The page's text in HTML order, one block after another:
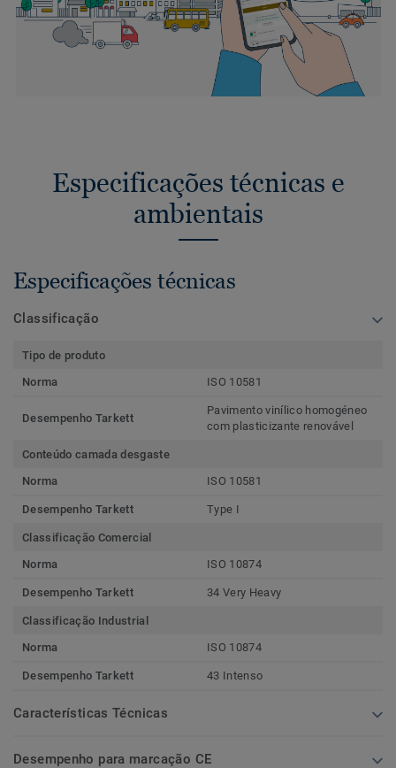
Especificações técnicas e
ambientais
Especificações técnicas
Classificação
Tipo de produto
Norma
ISO 10581
Desempenho Tarkett
Pavimento vinílico homogéneo
com plasticizante renovável
Conteúdo camada desgaste
Norma
ISO 10581
Desempenho Tarkett Type I
Classificação Comercial
Norma
ISO 10874
Desempenho Tarkett 34 Very Heavy
Classificação Industrial
Norma
ISO 10874
Desempenho Tarkett 43 Intenso
Características Técnicas
Desempenho para marcação CE